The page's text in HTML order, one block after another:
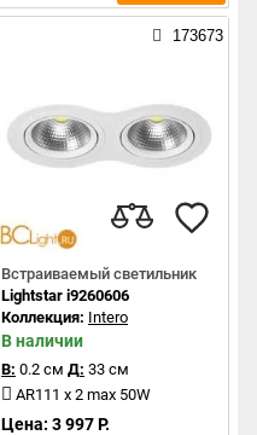
173673
Встраиваемый светильник
Lightstar i9260606
Коллекция: Intero
В наличии
В: 0.2 см Д: 33 см
AR111 x 2 max 50W
Цена: 3 997 Р.